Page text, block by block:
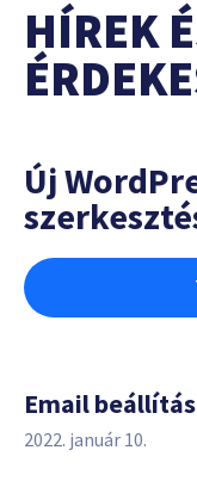
HÍREK
Új
Email
2022. január 10.